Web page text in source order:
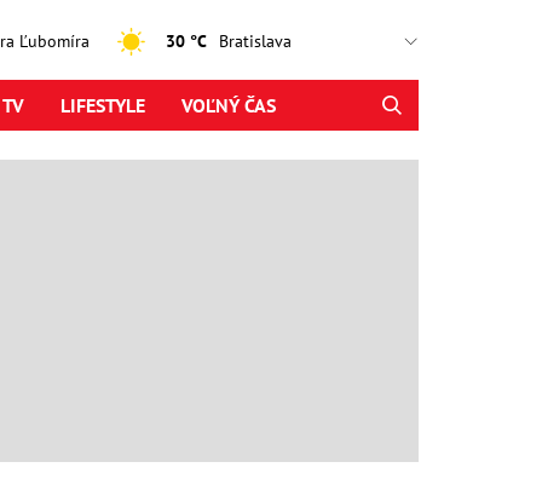
Ľubomíra 30 °C
LIFESTYLE VOĽNÝ ČAS